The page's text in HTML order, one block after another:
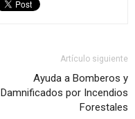
Artículo siguiente
Ayuda a Bomberos y
Damnificados por Incendios
Forestales